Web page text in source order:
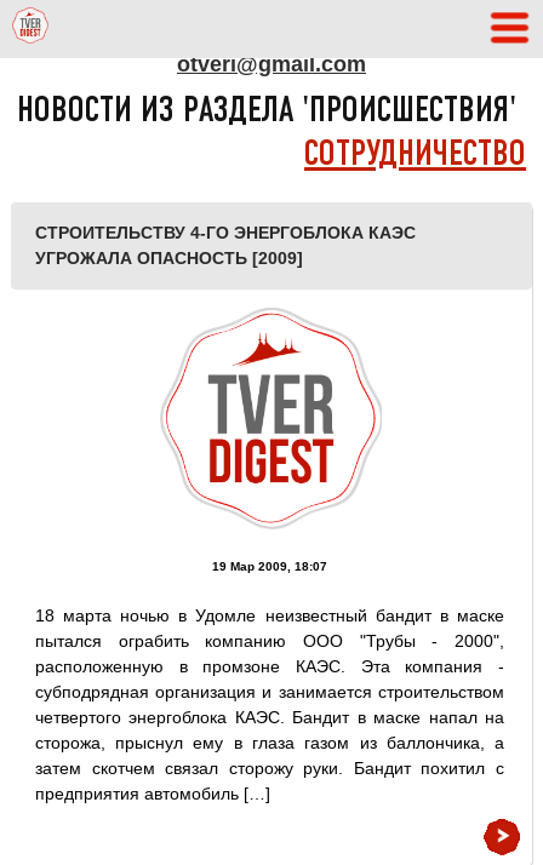
otveri@gmail.com
НОВОСТИ ИЗ РАЗДЕЛА 'ПРОИСШЕСТВИЯ'
СОТРУДНИЧЕСТВО
СТРОИТЕЛЬСТВУ 4-ГО ЭНЕРГОБЛОКА КАЭС
УГРОЖАЛА ОПАСНОСТЬ [2009]
19 Мар 2009, 18:07
18 марта ночью в Удомле неизвестный бандит в маске
пытался ограбить компанию ООО "Трубы - 2000",
расположенную в промзоне КАЭС. Эта компания -
субподрядная организация и занимается строительством
четвертого энергоблока КАЭС. Бандит в маске напал на
сторожа, прыснул ему в глаза газом из баллончика, а
затем скотчем связал сторожу руки. Бандит похитил с
предприятия автомобиль […]